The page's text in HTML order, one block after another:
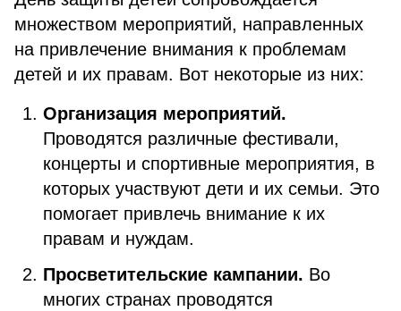
множеством мероприятий, направленных
на привлечение внимания к проблемам
детей и их правам. Вот некоторые из них:
Организация мероприятий.
Проводятся различные фестивали,
концерты и спортивные мероприятия, в
которых участвуют дети и их семьи. Это
помогает привлечь внимание к их
правам и нуждам.
Просветительские кампании. Во
многих странах проводятся